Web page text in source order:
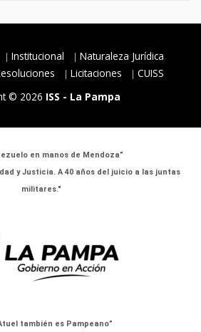
Institucional
Naturaleza Jurídica
Licitaciones
CUISS
© 2026 ISS - La Pampa
en manos de Mendoza”
y Justicia. A 40 años del juicio a las juntas
militares."
también es Pampeano”